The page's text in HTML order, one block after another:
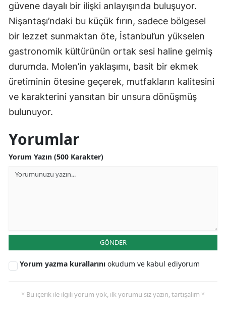
güvene dayalı bir ilişki anlayışında buluşuyor.
Nişantaşı’ndaki bu küçük fırın, sadece bölgesel
bir lezzet sunmaktan öte, İstanbul’un yükselen
gastronomik kültürünün ortak sesi haline gelmiş
durumda. Molen’in yaklaşımı, basit bir ekmek
üretiminin ötesine geçerek, mutfakların kalitesini
ve karakterini yansıtan bir unsura dönüşmüş
bulunuyor.
Yorumlar
Yorum Yazın (500 Karakter)
GÖNDER
Yorum yazma kurallarını okudum ve kabul ediyorum
* Bu içerik ile ilgili yorum yok, ilk yorumu siz yazın, tartışalım *